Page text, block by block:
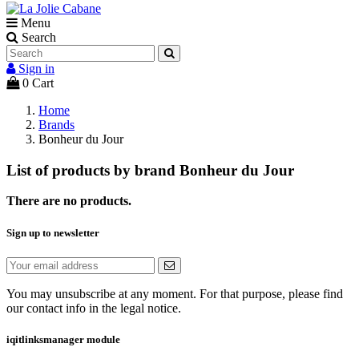
Menu
Search
Sign in
0 Cart
Home
Brands
Bonheur du Jour
List of products by brand Bonheur du Jour
There are no products.
Sign up to newsletter
You may unsubscribe at any moment. For that purpose, please find
our contact info in the legal notice.
iqitlinksmanager module